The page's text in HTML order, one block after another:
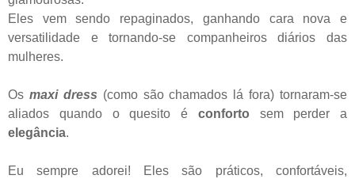
Eles vem sendo repaginados, ganhando cara nova e
versatilidade e tornando-se companheiros diários das
mulheres.
Os maxi dress (como são chamados lá fora) tornaram-se
aliados quando o quesito é conforto sem perder a
elegância.
Eu sempre adorei! Eles são práticos, confortáveis,